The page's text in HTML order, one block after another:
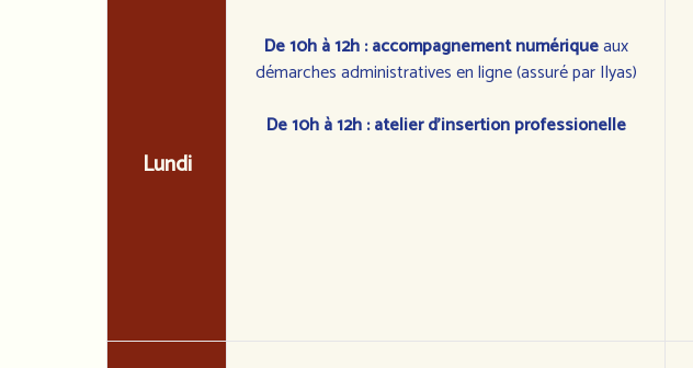
Lundi
De 10h à 12h : accompagnement numériqueaux
démarches administratives en ligne (assuré par Ilyas)
De 10h à 12h : atelier d'insertion professionelle